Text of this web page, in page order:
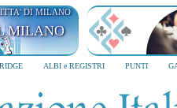
DI MILANO
MILANO
ALBI e REGISTRI PUNTI